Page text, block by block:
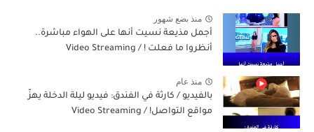
منذ بضع شهور
أجمل مذيعة نسيت أنها على الهواء مباشرة..
أنظروا ما فعلت ! / Video Streaming
منذ عام
بالفيديو / كارثة في الفندق: فيديو ليلة الدخلة يهزّ
مواقع التواصل! / Video Streaming